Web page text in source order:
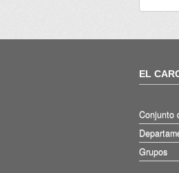
EL
Conjunto
Grupos